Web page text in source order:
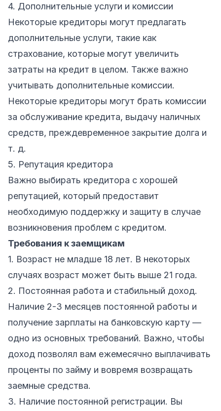
4. Дополнительные услуги и комиссии
Некоторые кредиторы могут предлагать
дополнительные услуги, такие как
страхование, которые могут увеличить
затраты на кредит в целом. Также важно
учитывать дополнительные комиссии.
Некоторые кредиторы могут брать комиссии
за обслуживание кредита, выдачу наличных
средств, преждевременное закрытие долга и
т. д.
5. Репутация кредитора
Важно выбирать кредитора с хорошей
репутацией, который предоставит
необходимую поддержку и защиту в случае
возникновения проблем с кредитом.
Требования к заемщикам
1. Возраст не младше 18 лет. В некоторых
случаях возраст может быть выше 21 года.
2. Постоянная работа и стабильный доход.
Наличие 2-3 месяцев постоянной работы и
получение зарплаты на банковскую карту —
одно из основных требований. Важно, чтобы
доход позволял вам ежемесячно выплачивать
проценты по займу и вовремя возвращать
заемные средства.
3. Наличие постоянной регистрации. Вы